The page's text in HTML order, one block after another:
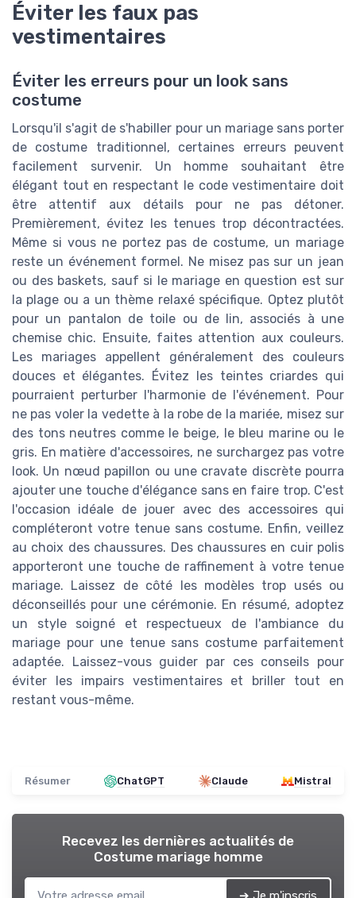
Éviter les faux pas
vestimentaires
Éviter les erreurs pour un look sans
costume
Lorsqu'il s'agit de s'habiller pour un mariage sans porter
de costume traditionnel, certaines erreurs peuvent
facilement survenir. Un homme souhaitant être
élégant tout en respectant le code vestimentaire doit
être attentif aux détails pour ne pas détoner.
Premièrement, évitez les tenues trop décontractées.
Même si vous ne portez pas de costume, un mariage
reste un événement formel. Ne misez pas sur un jean
ou des baskets, sauf si le mariage en question est sur
la plage ou a un thème relaxé spécifique. Optez plutôt
pour un pantalon de toile ou de lin, associés à une
chemise chic. Ensuite, faites attention aux couleurs.
Les mariages appellent généralement des couleurs
douces et élégantes. Évitez les teintes criardes qui
pourraient perturber l'harmonie de l'événement. Pour
ne pas voler la vedette à la robe de la mariée, misez sur
des tons neutres comme le beige, le bleu marine ou le
gris. En matière d'accessoires, ne surchargez pas votre
look. Un nœud papillon ou une cravate discrète pourra
ajouter une touche d'élégance sans en faire trop. C'est
l'occasion idéale de jouer avec des accessoires qui
compléteront votre tenue sans costume. Enfin, veillez
au choix des chaussures. Des chaussures en cuir polis
apporteront une touche de raffinement à votre tenue
mariage. Laissez de côté les modèles trop usés ou
déconseillés pour une cérémonie. En résumé, adoptez
un style soigné et respectueux de l'ambiance du
mariage pour une tenue sans costume parfaitement
adaptée. Laissez-vous guider par ces conseils pour
éviter les impairs vestimentaires et briller tout en
restant vous-même.
Résumer ChatGPT Claude Mistral
Recevez les dernières actualités de
Costume mariage homme